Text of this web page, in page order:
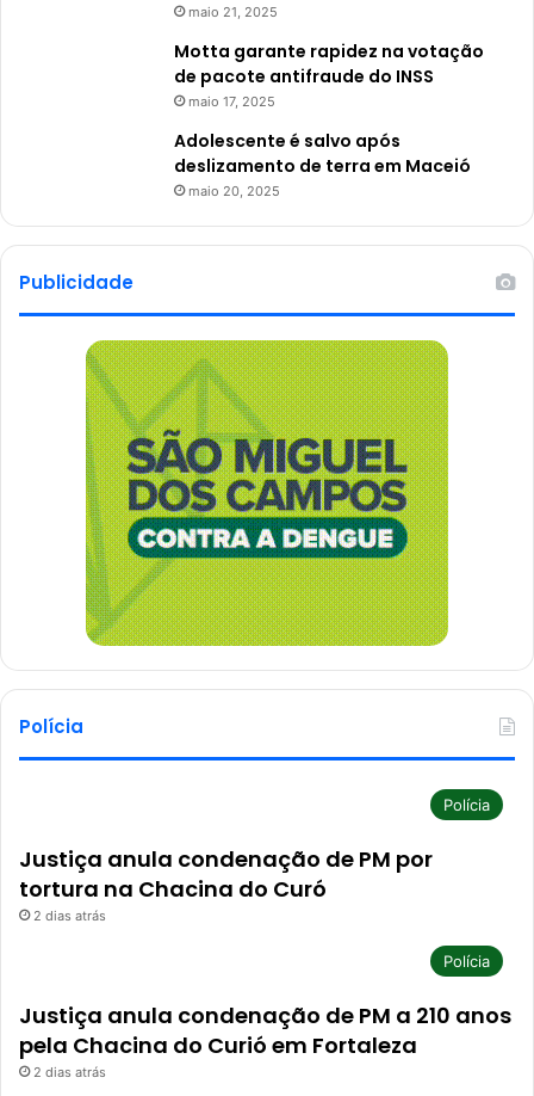
maio 21, 2025
Motta garante rapidez na votação
de pacote antifraude do INSS
maio 17, 2025
Adolescente é salvo após
deslizamento de terra em Maceió
maio 20, 2025
Publicidade
Polícia
Polícia
Justiça anula condenação de PM por
tortura na Chacina do Curó
2 dias atrás
Polícia
Justiça anula condenação de PM a 210 anos
pela Chacina do Curió em Fortaleza
2 dias atrás